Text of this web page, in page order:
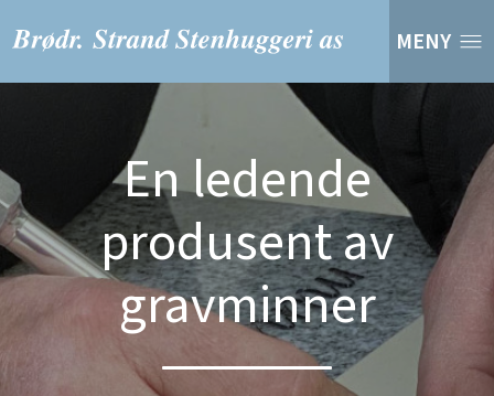
MENY
En ledende
produsent av
gravminner